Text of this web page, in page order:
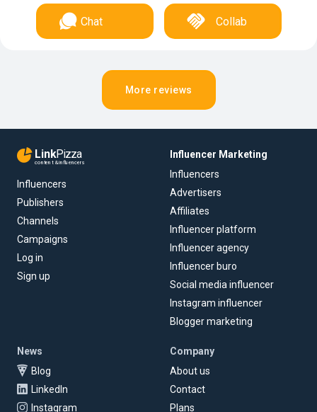
Chat Collab
More reviews
LinkPizza
content & influencers
Influencers
Publishers
Channels
Campaigns
Log in
Sign up
Influencer Marketing
Influencers
Advertisers
Affiliates
Influencer platform
Influencer agency
Influencer buro
Social media influencer
Instagram influencer
Blogger marketing
News
Blog
LinkedIn
Instagram
Company
About us
Contact
Plans